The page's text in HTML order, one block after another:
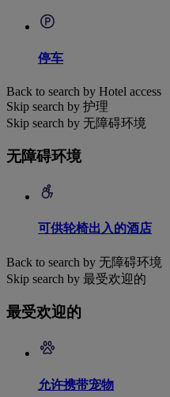
停车
Back to search by Hotel access
Skip search by 护理
Skip search by 无障碍环境
无障碍环境
可供轮椅出入的酒店
Back to search by 无障碍环境
Skip search by 最受欢迎的
最受欢迎的
允许携带宠物